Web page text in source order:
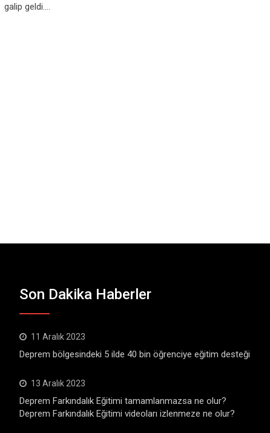
galip geldi.…
Son Dakika Haberler
11 Aralık 2023
Deprem bölgesindeki 5 ilde 40 bin öğrenciye eğitim desteği
13 Aralık 2023
Deprem Farkındalık Eğitimi tamamlanmazsa ne olur?
Deprem Farkındalık Eğitimi videoları izlenmeze ne olur?